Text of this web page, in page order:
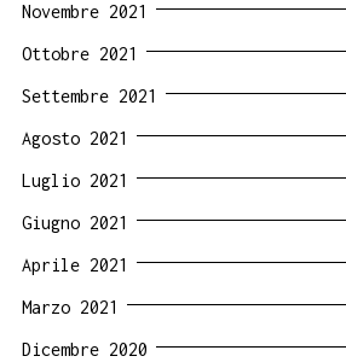
Novembre 2021
Ottobre 2021
Settembre 2021
Agosto 2021
Luglio 2021
Giugno 2021
Aprile 2021
Marzo 2021
Dicembre 2020